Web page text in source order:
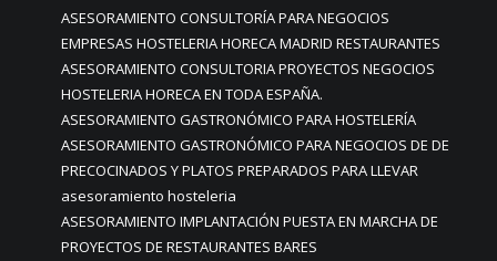
ASESORAMIENTO CONSULTORÍA PARA NEGOCIOS
EMPRESAS HOSTELERIA HORECA MADRID RESTAURANTES
ASESORAMIENTO CONSULTORIA PROYECTOS NEGOCIOS
HOSTELERIA HORECA EN TODA ESPAÑA.
ASESORAMIENTO GASTRONÓMICO PARA HOSTELERÍA
ASESORAMIENTO GASTRONÓMICO PARA NEGOCIOS DE DE
PRECOCINADOS Y PLATOS PREPARADOS PARA LLEVAR
asesoramiento hosteleria
ASESORAMIENTO IMPLANTACIÓN PUESTA EN MARCHA DE
PROYECTOS DE RESTAURANTES BARES